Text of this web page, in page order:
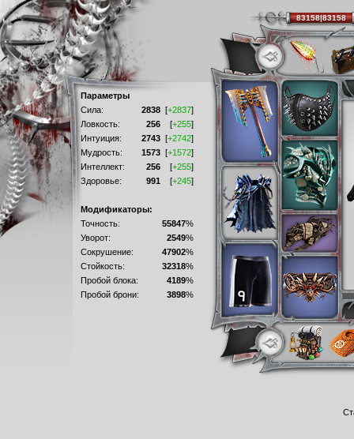
Параметры
Сила:
2838 [+2837]
Ловкость:
256 [+255]
Интуиция:
2743 [+2742]
Мудрость:
1573 [+1572]
Интеллект:
256 [+255]
Здоровье:
991 [+245]
Модификаторы:
Точность:
55847%
Уворот:
2549%
Сокрушение:
47902%
Стойкость:
32318%
Пробой блока:
4189%
Пробой брони:
3898%
83158|83158